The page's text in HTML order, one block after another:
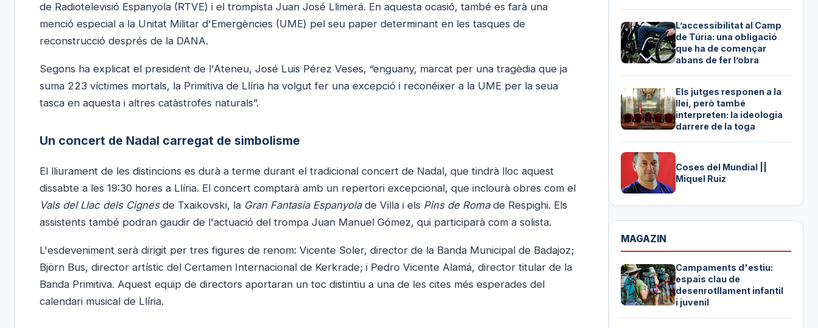
de Radiotelevisió Espanyola (RTVE) i el trompista Juan José Llimerá. En aquesta ocasió, també es farà una
menció especial a la Unitat Militar d'Emergències (UME) pel seu paper determinant en les tasques de
reconstrucció després de la DANA.
Segons ha explicat el president de l'Ateneu, José Luis Pérez Veses, “enguany, marcat per una tragèdia que ja
suma 223 víctimes mortals, la Primitiva de Llíria ha volgut fer una excepció i reconéixer a la UME per la seua
tasca en aquesta i altres catàstrofes naturals”.
Un concert de Nadal carregat de simbolisme
El lliurament de les distincions es durà a terme durant el tradicional concert de Nadal, que tindrà lloc aquest
dissabte a les 19:30 hores a Llíria. El concert comptarà amb un repertori excepcional, que inclourà obres com el
Vals del Llac dels Cignesde Txaikovski, la Gran Fantasia Espanyolade Villa i els Pins de Romade Respighi. Els
assistents també podran gaudir de l'actuació del trompa Juan Manuel Gómez, qui participarà com a solista.
L'esdeveniment serà dirigit per tres figures de renom: Vicente Soler, director de la Banda Municipal de Badajoz;
Björn Bus, director artístic del Certamen Internacional de Kerkrade; i Pedro Vicente Alamá, director titular de la
Banda Primitiva. Aquest equip de directors aportaran un toc distintiu a una de les cites més esperades del
calendari musical de Llíria.
L’accessibilitat al Camp
de Túria: una obligació
que ha de començar
abans de fer l’obra
Els jutges responen a la
llei, però també
interpreten: la ideologia
darrere de la toga
Coses del Mundial ||
Miquel Ruiz
MAGAZIN
Campaments d'estiu:
espais clau de
desenrotllament infantil
i juvenil